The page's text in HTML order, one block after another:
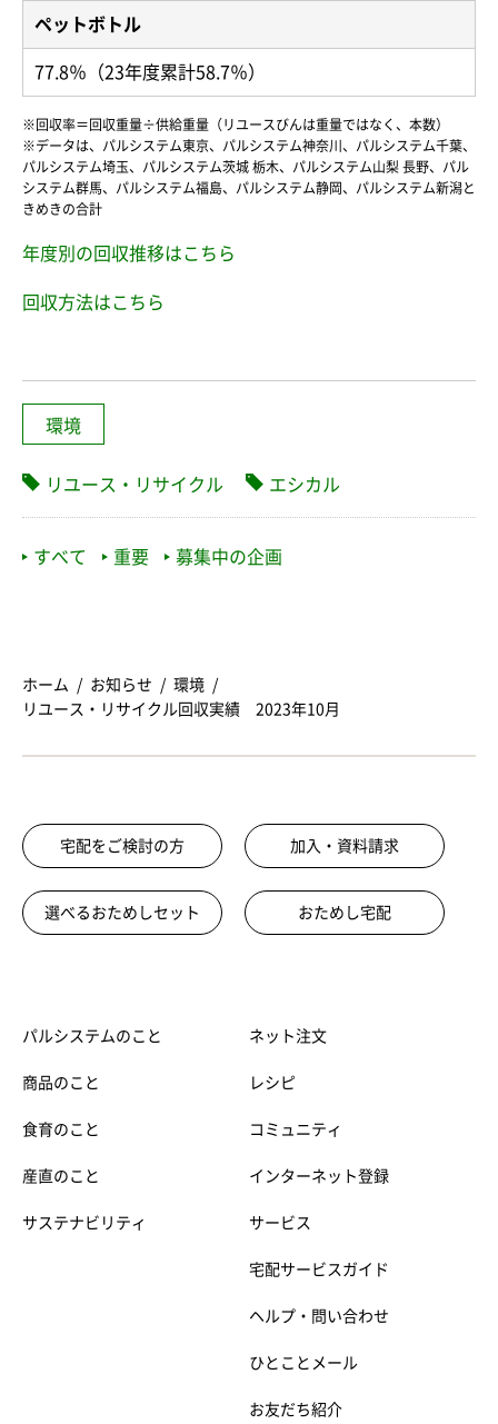
ペットボトル
77.8％（23年度累計58.7％）
※回収率＝回収重量÷供給重量（リユースびんは重量ではなく、本数）
※データは、パルシステム東京、パルシステム神奈川、パルシステム千葉、
パルシステム埼玉、パルシステム茨城 栃木、パルシステム山梨 長野、パル
システム群馬、パルシステム福島、パルシステム静岡、パルシステム新潟と
きめきの合計
年度別の回収推移はこちら
回収方法はこちら
環境
リユース・リサイクル エシカル
すべて 重要 募集中の企画
ホーム お知らせ
環境
リユース・リサイクル回収実績 2023年10月
宅配をご検討の方 加入・資料請求
選べるおためしセット おためし宅配
パルシステムのこと
商品のこと
食育のこと
産直のこと
サステナビリティ
ネット注文
レシピ
コミュニティ
インターネット登録
サービス
宅配サービスガイド
ヘルプ・問い合わせ
ひとことメール
お友だち紹介